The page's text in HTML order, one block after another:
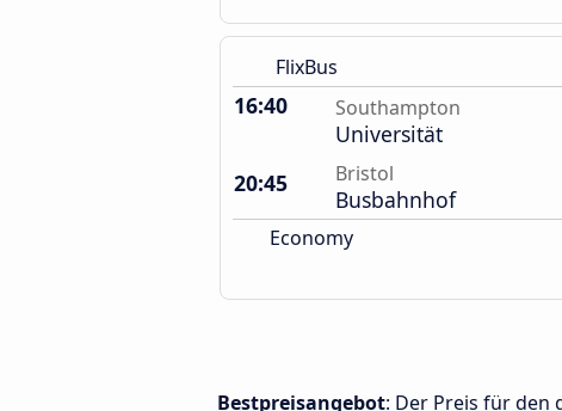
FlixBus
16:40 Southampton
Universität
20:45
Bristol
Busbahnhof
Economy
Bestpreisangebot: Der Preis für den